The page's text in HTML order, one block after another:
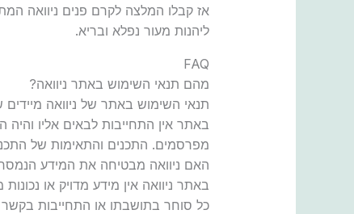
אז קבלו המלצה לקרם פנים ניוואה
ליהנות מעור נפלא ובריא.
FAQ
מהם תנאי השימוש באתר ניוואה?
תנאי השימוש באתר של ניוואה
באתר אין התחייבות לבאים אליו
מפרסמים. התכנים והתאימות של
האם ניוואה מבטיחה את המידע
באתר ניוואה אין מידע מדויק או
כל סוחר בתושבתו או התחייבות